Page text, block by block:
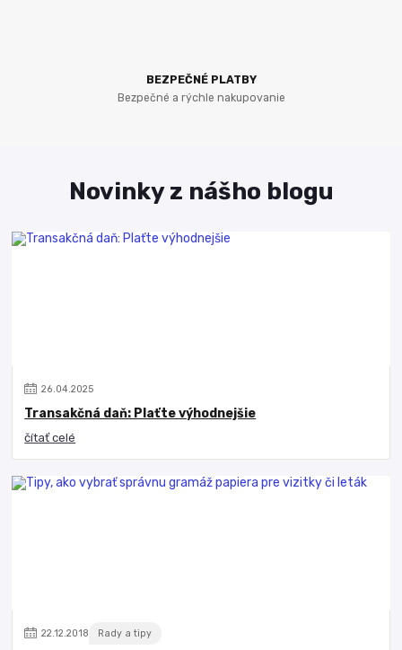
BEZPEČNÉ PLATBY
Bezpečné a rýchle nakupovanie
Novinky z nášho blogu
26.04.2025
Transakčná daň: Plaťte výhodnejšie
čítať celé
22.12.2018 Rady a tipy